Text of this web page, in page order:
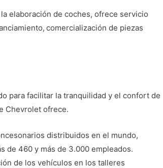
elaboración de coches, ofrece servicio
comercialización de piezas
para facilitar la tranquilidad y el confort de
Chevrolet ofrece.
distribuidos en el mundo,
de 460 y más de 3.000 empleados.
de los vehículos en los talleres